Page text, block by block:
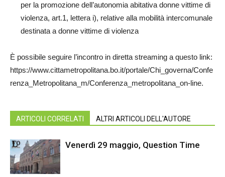
per la promozione dell’autonomia abitativa donne vittime di
violenza, art.1, lettera i), relative alla mobilità intercomunale
destinata a donne vittime di violenza
È possibile seguire l’incontro in diretta streaming a questo link:
https://www.cittametropolitana.bo.it/portale/Chi_governa/Confe
renza_Metropolitana_m/Conferenza_metropolitana_on-line.
ARTICOLI CORRELATI ALTRI ARTICOLI DELL'AUTORE
Venerdì 29 maggio, Question Time